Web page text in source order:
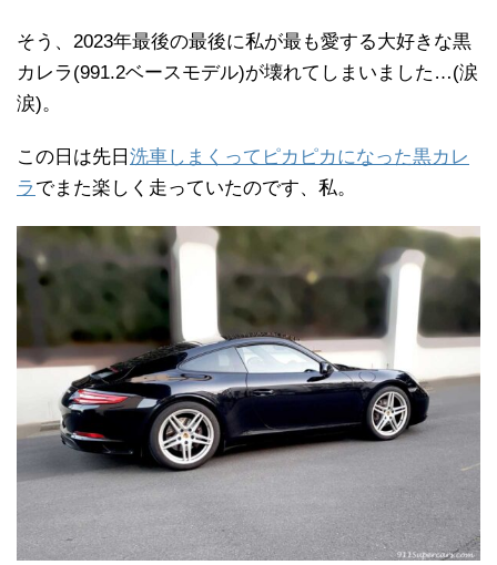
そう、2023年最後の最後に私が最も愛する大好きな黒
カレラ(991.2ベースモデル)が壊れてしまいました…(涙
涙)。
この日は先日 洗車しまくってピカピカになった黒カレ
ラ でまた楽しく走っていたのです、私。